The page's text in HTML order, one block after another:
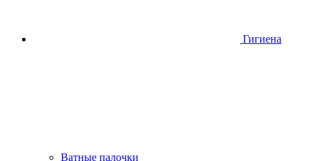
Гигиена
Ватные палочки